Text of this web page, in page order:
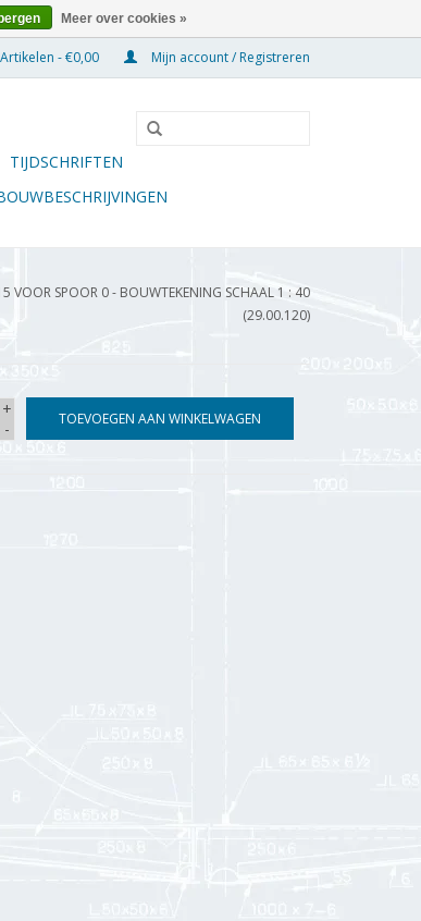
- €0,00 Mijn account / Registreren
TIJDSCHRIFTEN
VOOR SPOOR 0 - BOUWTEKENING SCHAAL 1 : 40
(29.00.120)
+
-
TOEVOEGEN AAN WINKELWAGEN
Meer over cookies »